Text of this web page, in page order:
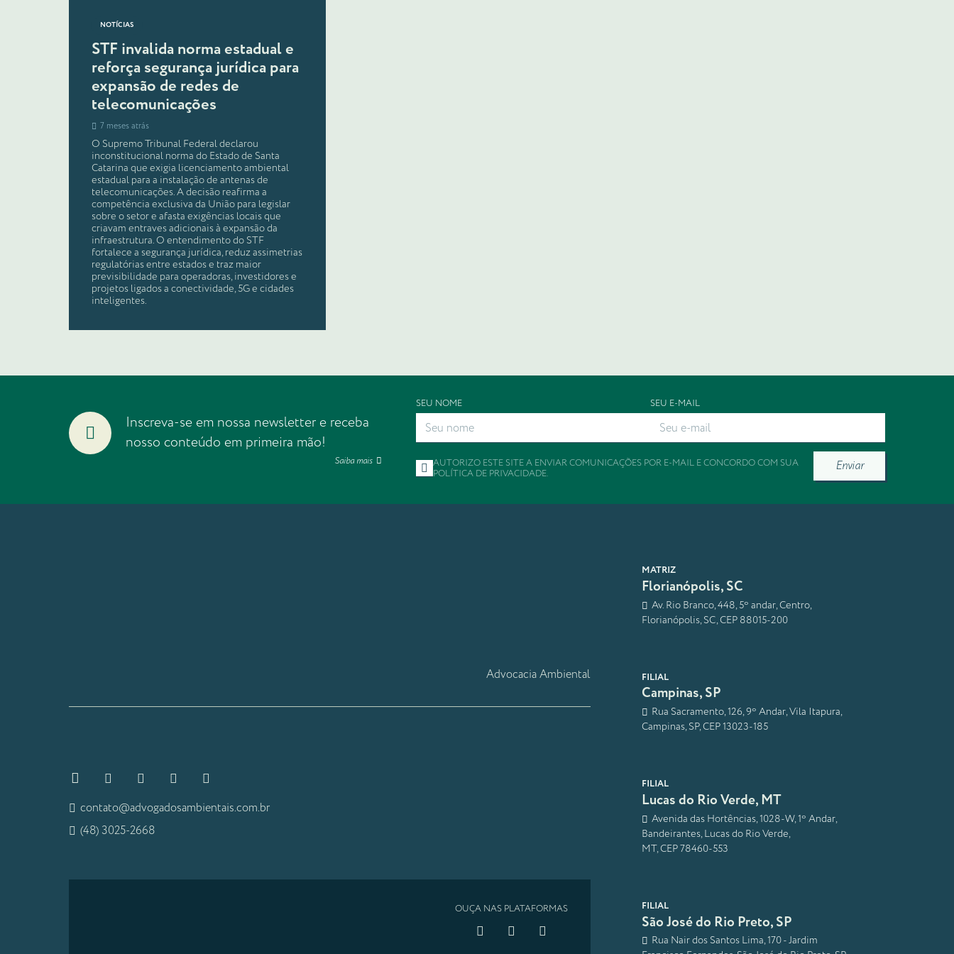
NOTÍCIAS
STF invalida norma estadual e
reforça segurança jurídica para
expansão de redes de
telecomunicações
7 meses atrás
O Supremo Tribunal Federal declarou
inconstitucional norma do Estado de Santa
Catarina que exigia licenciamento ambiental
estadual para a instalação de antenas de
telecomunicações. A decisão reafirma a
competência exclusiva da União para legislar
sobre o setor e afasta exigências locais que
criavam entraves adicionais à expansão da
infraestrutura. O entendimento do STF
fortalece a segurança jurídica, reduz assimetrias
regulatórias entre estados e traz maior
previsibilidade para operadoras, investidores e
projetos ligados a conectividade, 5G e cidades
inteligentes.
Inscreva-se em nossa newsletter e receba
nosso conteúdo em primeira mão!
Saiba mais
SEU NOME SEU E-MAIL
AUTORIZO ESTE SITE A ENVIAR COMUNICAÇÕES POR E-MAIL E CONCORDO COM SUA
POLÍTICA DE PRIVACIDADE. Enviar
Advocacia Ambiental
contato@advogadosambientais.com.br
(48) 3025-2668
OUÇA NAS PLATAFORMAS
MATRIZ
Florianópolis, SC
Av. Rio Branco, 448, 5º andar, Centro,
Florianópolis, SC, CEP 88015-200
FILIAL
Campinas, SP
Rua Sacramento, 126, 9º Andar, Vila Itapura,
Campinas, SP, CEP 13023-185
FILIAL
Lucas do Rio Verde, MT
Avenida das Hortências, 1028-W, 1º Andar,
Bandeirantes, Lucas do Rio Verde,
MT, CEP 78460-553
FILIAL
São José do Rio Preto, SP
Rua Nair dos Santos Lima, 170 - Jardim